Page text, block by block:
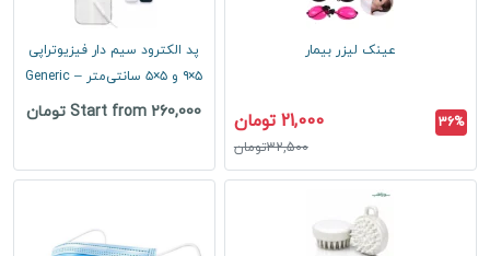
عینک لیزر بیمار
36% 21,000 تومان
32,500تومان
پد الکترود سیم دار فیزیوتراپی
۵×۹ و ۵×۵ سانتی‌متر – Generic
Start from 260,000 تومان